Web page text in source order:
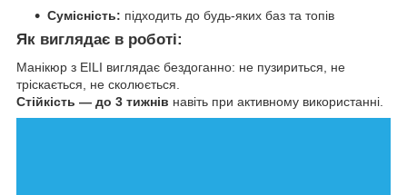
Сумісність: підходить до будь-яких баз та топів
Як виглядає в роботі:
Манікюр з EILI виглядає бездоганно: не пузириться, не
тріскається, не сколюється.
Стійкість — до 3 тижнів навіть при активному використанні.